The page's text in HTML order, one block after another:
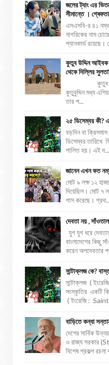
জলের ট্যাং এর
সীমান্তে ।
এসএসবি-র ৪১ নম্বর
নাগরিকের নাম
প্যানকার্ড রয়েছে।
কুতুব উদ্দিন আইবক
থেকে দিল্লির
কুতুব উদ্দিন
কুতুবুদ্দিন মধ্য
তার প...
২৫ ডিসেম্বর কী?
বড়দিন বা
ডিসেম্বর তারিখে
পালিত হয়। এই দ...
জানেন এখন কত
মোট ৯ লক্ষ ১২
দিয়েছিল। মোট ৭
পাস করেছে।
দেবতা নয় ,
যুগ যুগ ধরে
বাংলাদেশের কিছু
করেন অপদেবতার
সান্টাক্লজ কে?
সান্টাক্লজ (
সংস্কৃতির একটি
( ইংরেজি :
বাড়িতে কন্যা
দেশের সার্বিক
ও রাজ্য সরকার
বিশেষ প্রকল্প